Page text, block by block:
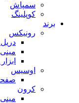
سمپاش
کوپلینگ
برند
رونیکس
اوسیس
کرون